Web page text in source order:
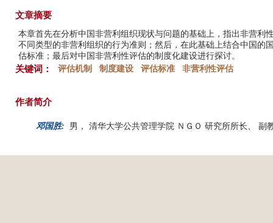
文章摘要
本章首先在分析中国非营利组织现状与问题的基础上，指出非营利
不同类型的非营利组织的行为准则；然后，在此基础上结合中国的
估标准；最后对中国非营利性评估的制度化建设进行探讨。
关键词： 评估机制 制度建设 评估标准 非营利性评估
作者简介
邓国胜: 男， 清华大学公共管理学院 ＮＧＯ 研究所所长、 副